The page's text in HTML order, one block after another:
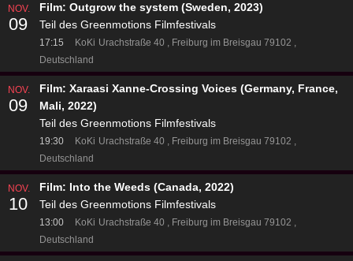
NOV.
09
Film: Outgrow the system (Sweden, 2023)
Teil des Greenmotions Filmfestivals
17:15 KoKi Urachstraße 40
Freiburg im Breisgau 79102
Deutschland
NOV.
09
Film: Xaraasi Xanne-Crossing Voices (Germany, France,
Mali, 2022)
Teil des Greenmotions Filmfestivals
19:30 KoKi Urachstraße 40
Freiburg im Breisgau 79102
Deutschland
NOV.
10
Film: Into the Weeds (Canada, 2022)
Teil des Greenmotions Filmfestivals
13:00 KoKi Urachstraße 40
Freiburg im Breisgau 79102
Deutschland